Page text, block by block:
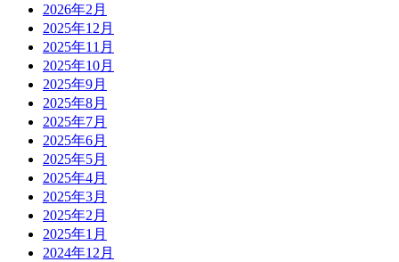
2026年2月
2025年12月
2025年11月
2025年10月
2025年9月
2025年8月
2025年7月
2025年6月
2025年5月
2025年4月
2025年3月
2025年2月
2025年1月
2024年12月